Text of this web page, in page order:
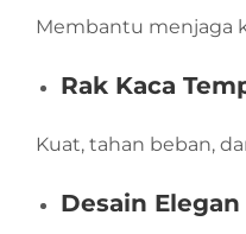
Membantu menjaga
Rak Kaca
Kuat, tahan beban,
Desain